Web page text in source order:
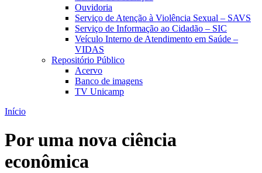
Ouvidoria
Serviço de Atenção à Violência Sexual – SAVS
Serviço de Informação ao Cidadão – SIC
Veículo Interno de Atendimento em Saúde –
VIDAS
Repositório Público
Acervo
Banco de imagens
TV Unicamp
Início
Por uma nova ciência
econômica